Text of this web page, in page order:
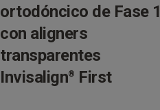
ortodóncico de Fase 1
con aligners
transparentes
Invisalign® First